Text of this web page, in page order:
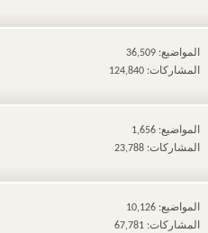
المنتدى
المواضيع: 36,509
المشاركات: 124,840
مشاهدة
المنتدى
المواضيع: 1,656
المشاركات: 23,788
المواضيع: 10,126
المشاركات: 67,781